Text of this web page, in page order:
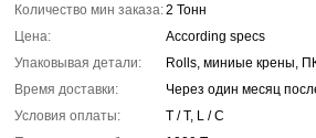
Количество мин заказа:2 Тонн
Цена:
According specs
Упаковывая детали:
Rolls, миниые крены,
Время доставки:
Через один месяц
Условия оплаты:
T / T, L / C